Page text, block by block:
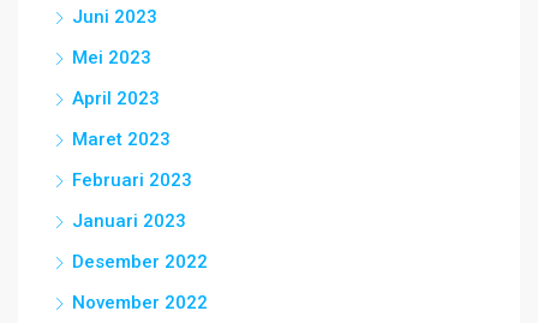
Juni 2023
Mei 2023
April 2023
Maret 2023
Februari 2023
Januari 2023
Desember 2022
November 2022